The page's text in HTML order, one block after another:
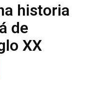
historia
de
XX